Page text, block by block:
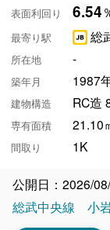
表面利回り 6.54
最寄り駅 総
所在地 -
築年月 1987
建物構造 RC造
専有面積 21.10
間取り 1K
公開日：2026/
総武中央線
小